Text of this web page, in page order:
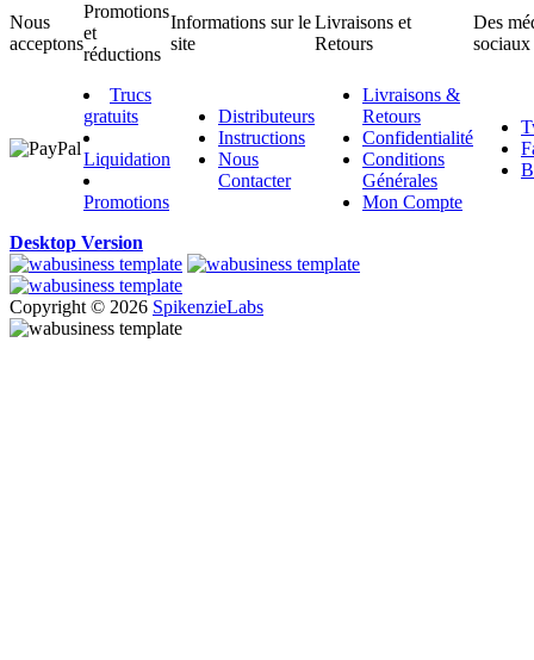
Nous
acceptons
Promotions
et
réductions
Informations sur le
site
Livraisons et
Retours
Des
sociaux
Trucs
gratuits
Liquidation
Promotions
Distributeurs
Instructions
Nous
Contacter
Livraisons &
Retours
Confidentialité
Conditions
Générales
Mon Compte
Desktop Version
Copyright © 2026 SpikenzieLabs